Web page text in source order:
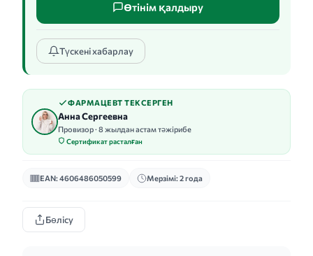
Өтінім қалдыру
Түскені хабарлау
ФАРМАЦЕВТ ТЕКСЕРГЕН
Анна Сергеевна
Провизор · 8 жылдан астам тәжірибе
Сертификат расталған
EAN: 4606486050599 Мерзімі: 2 года
Бөлісу